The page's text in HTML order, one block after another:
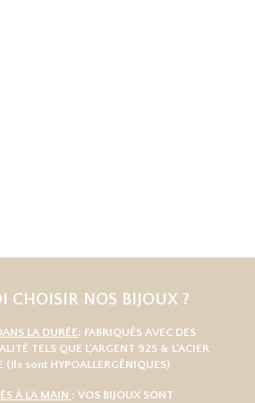
CHOISIR NOS BIJOUX ?
LA DURÉE: FABRIQUÉS AVEC DES
TELS QUE L'ARGENT 925 & L'ACIER
(ils sont HYPOALLERGÉNIQUES)
À LA MAIN : VOS BIJOUX SONT